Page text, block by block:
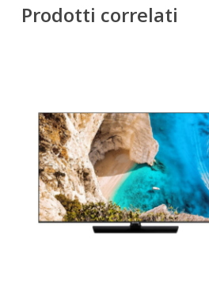
Prodotti correlati